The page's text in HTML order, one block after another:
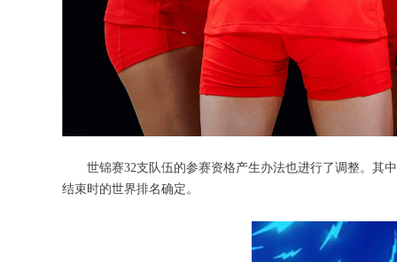
世锦赛32支队伍的参赛资格产生办法也进行了调整。其
结束时的世界排名确定。